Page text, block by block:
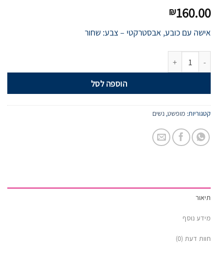
₪160.00
אישה עם כובע, אבסטרקטי – צבע: שחור
הוספה לסל
קטגוריות: מופשט, נשים
תיאור
מידע נוסף
חוות דעת (0)